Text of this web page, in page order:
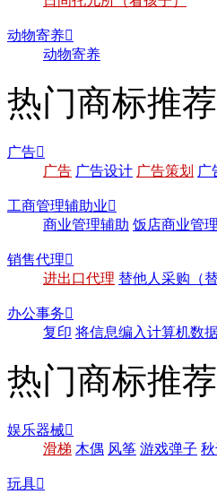
动物寄养
动物寄养
热门商标推荐
广告
广告 广告设计 广告策划 广
工商管理辅助业
商业管理辅助 饭店商业管理
销售代理
进出口代理 替他人采购（
办公事务
复印 将信息编入计算机数
热门商标推荐
娱乐器械
滑梯 木偶 风筝 游戏弹子
玩具